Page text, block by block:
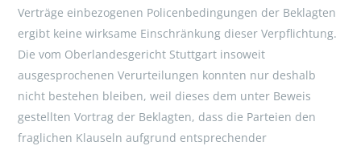
Verträge einbezogenen Policenbedingungen der Beklagten
ergibt keine wirksame Einschränkung dieser Verpflichtung.
Die vom Oberlandesgericht Stuttgart insoweit
ausgesprochenen Verurteilungen konnten nur deshalb
nicht bestehen bleiben, weil dieses dem unter Beweis
gestellten Vortrag der Beklagten, dass die Parteien den
fraglichen Klauseln aufgrund entsprechender